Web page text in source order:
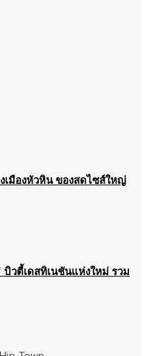
เมืองหัวหิน ของสดไซส์ใหญ่
วตี้เดสทิเนชันแห่งใหม่ รวม